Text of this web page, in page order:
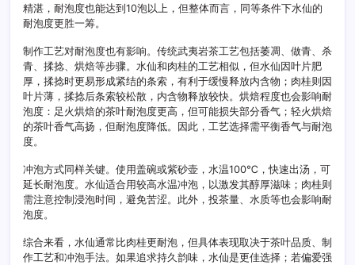
精湛，耐泡度也能达到10泡以上，但整体而言，同等条件下水仙的
耐泡度更胜一筹。
制作工艺对耐泡度也有影响。传统武夷岩茶工艺包括萎凋、做青、杀
青、揉捻、烘焙等步骤。水仙和肉桂的工艺相似，但水仙因叶片肥
厚，揉捻时更易形成紧结的条索，有利于缓慢释放内含物；肉桂则因
叶片薄，揉捻后条索较松散，内含物释放较快。烘焙程度也会影响耐
泡度：足火烘焙的茶叶耐泡度更高，但可能损失部分香气；轻火烘焙
的茶叶香气高扬，但耐泡度降低。因此，工艺选择需平衡香气与耐泡
度。
冲泡方式同样关键。使用盖碗或紫砂壶，水温100℃，快速出汤，可
延长耐泡度。水仙适合用较高水温冲泡，以激发其醇厚滋味；肉桂则
需注意控制浸泡时间，避免苦涩。此外，投茶量、水质等也会影响耐
泡度。
综合来看，水仙通常比肉桂更耐泡，但具体表现取决于茶叶品质、制
作工艺和冲泡手法。如果追求持久韵味，水仙是更佳选择；若偏爱强